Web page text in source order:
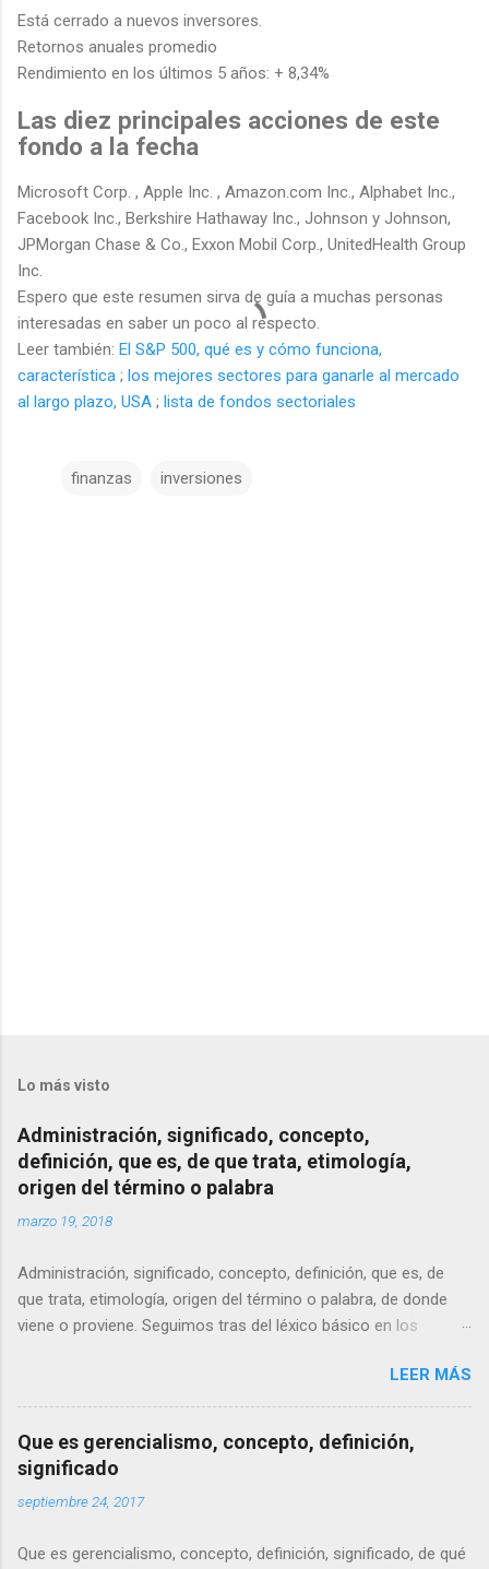
Está cerrado a nuevos inversores.
Retornos anuales promedio
Rendimiento en los últimos 5 años: + 8,34%
Las diez principales acciones de este
fondo a la fecha
Microsoft Corp. , Apple Inc. , Amazon.com Inc., Alphabet Inc.,
Facebook Inc., Berkshire Hathaway Inc., Johnson y Johnson,
JPMorgan Chase & Co., Exxon Mobil Corp., UnitedHealth Group
Inc.
Espero que este resumen sirva de guía a muchas personas
interesadas en saber un poco al respecto.
Leer también: El S&P 500, qué es y cómo funciona,
característica ; los mejores sectores para ganarle al mercado
al largo plazo, USA ; lista de fondos sectoriales
finanzas inversiones
Lo más visto
Administración, significado, concepto,
definición, que es, de que trata, etimología,
origen del término o palabra
marzo 19, 2018
Administración, significado, concepto, definición, que es, de
que trata, etimología, origen del término o palabra, de donde
viene o proviene. Seguimos tras del léxico básico en los
LEER MÁS
Que es gerencialismo, concepto, definición,
significado
septiembre 24, 2017
Que es gerencialismo, concepto, definición, significado, de qué